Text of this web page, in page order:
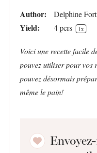
Author: Delphine
Yield: 4pers 1x
Voici une recette facile
pouvez utiliser pour vos
pouvez désormais
même le pain!